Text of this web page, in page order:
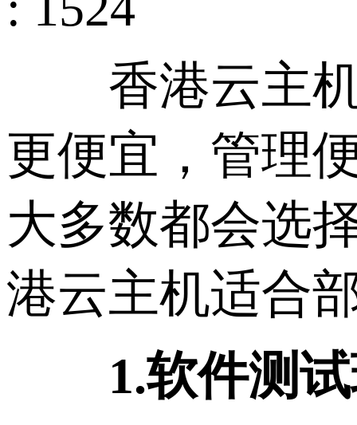
香港云主机
更便宜，管理
大多数都会选
港云主机适合
1.软件测